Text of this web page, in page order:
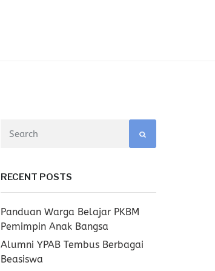
RECENT POSTS
Panduan Warga Belajar PKBM
Pemimpin Anak Bangsa
Alumni YPAB Tembus Berbagai
Beasiswa